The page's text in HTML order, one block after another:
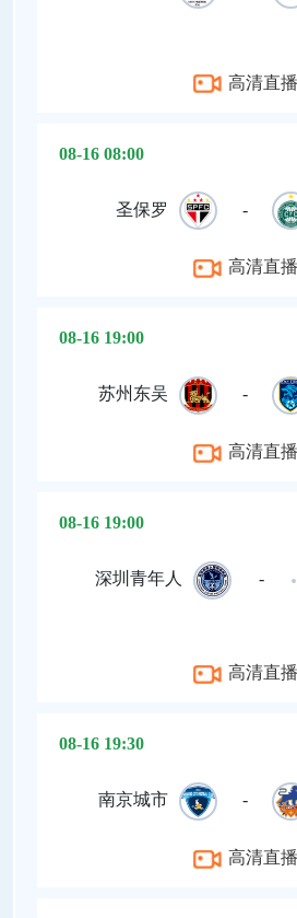
高清直播
08-16 08:00
圣保罗 -
高清直播
08-16 19:00
苏州东吴 -
高清直播
08-16 19:00
深圳青年人 -
高清直播
08-16 19:30
南京城市 -
高清直播